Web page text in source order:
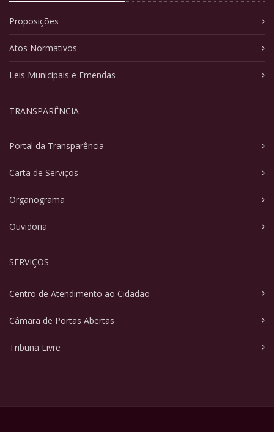
Proposições
Atos Normativos
Leis Municipais e Emendas
TRANSPARÊNCIA
Portal da Transparência
Carta de Serviços
Organograma
Ouvidoria
SERVIÇOS
Centro de Atendimento ao Cidadão
Câmara de Portas Abertas
Tribuna Livre